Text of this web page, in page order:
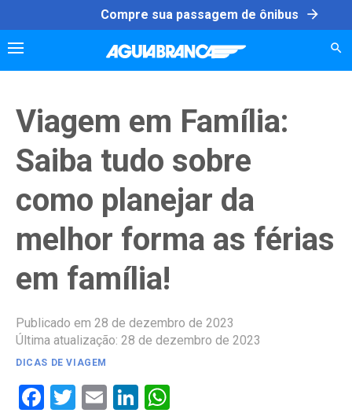
to
content
Compre sua passagem de ônibus arrow_forward
Viagem em Família:
Saiba tudo sobre
como planejar da
melhor forma as férias
em família!
Publicado em 28 de dezembro de 2023
Última atualização: 28 de dezembro de 2023
DICAS DE VIAGEM
Facebook
Twitter
EmailLinkedIn